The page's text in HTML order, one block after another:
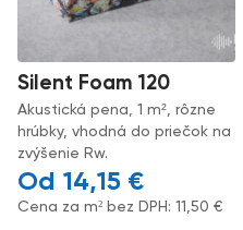
Silent Foam 120
Akustická pena, 1 m², rôzne
hrúbky, vhodná do priečok na
zvýšenie Rw.
14,15 €
Cena za m² bez DPH: 11,50 €